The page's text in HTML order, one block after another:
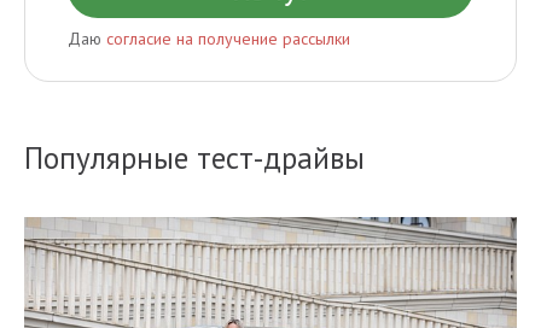
Даю согласие на получение рассылки
Популярные тест-драйвы